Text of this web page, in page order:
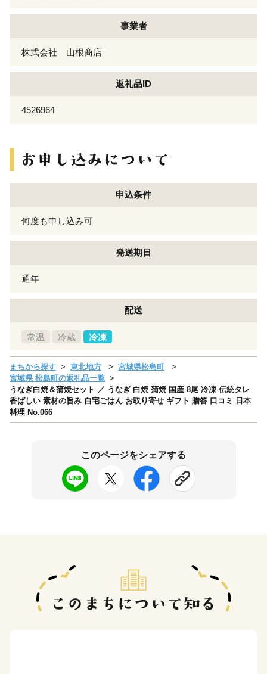
事業者
株式会社 山根商店
返礼品ID
4526964
申込条件
何度も申し込み可
発送期日
通年
配送
常温 冷蔵 冷凍
まちから探す 東北地方
宮城県松島町
宮城県 松島町の返礼品一覧
うなぎ白焼＆蒲焼セット ／ うなぎ 白焼 蒲焼 国産 8尾 冷凍 伝統タレ
香ばしい 素材の旨み 自宅ごはん お取り寄せ ギフト 贈答 口コミ 日本
料理 No.066
このページをシェアする